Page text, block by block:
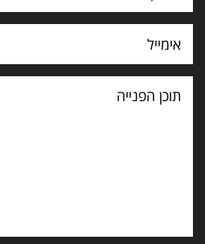
תוכן
הפנייה